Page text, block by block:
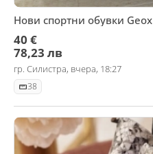
Нови спортни обувки Geox
40 €
78,23 лв
гр. Силистра, вчера, 18:27
38